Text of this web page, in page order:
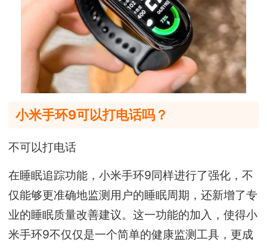
小米手环9可以打电话吗？
不可以打电话
在睡眠追踪功能，小米手环9同样进行了强化，不
仅能够更准确地监测用户的睡眠周期，还新增了专
业的睡眠质量改善建议。这一功能的加入，使得小
米手环9不仅仅是一个简单的健康监测工具，更成